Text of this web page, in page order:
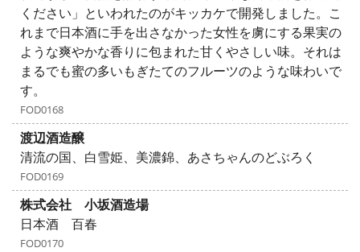
ください」といわれたのがキッカケで開発しました。こ
れまで日本酒に手を出さなかった女性を虜にする果実の
ような爽やかな香りに包まれた甘くやさしい味。それは
まるでも蜜の多いもぎたてのフルーツのような味わいで
す。
FOD0168
渡辺酒造醸
清流の国、白雪姫、美濃錦、あさちゃんのどぶろく
FOD0169
株式会社 小坂酒造場
日本酒 百春
FOD0170